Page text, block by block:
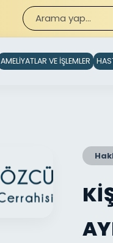
AMELİYATLAR VE İŞLEMLER